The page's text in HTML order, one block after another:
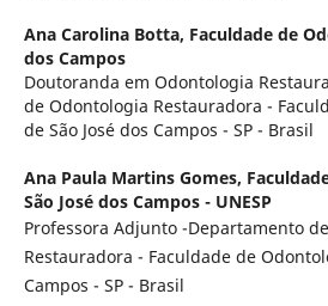
Ana Carolina Botta, Faculdade de
dos Campos
Doutoranda em Odontologia
de Odontologia Restauradora -
de São José dos Campos - SP - Brasil
Ana Paula Martins Gomes,
São José dos Campos - UNESP
Professora Adjunto -Departamento
Restauradora - Faculdade de
Campos - SP - Brasil